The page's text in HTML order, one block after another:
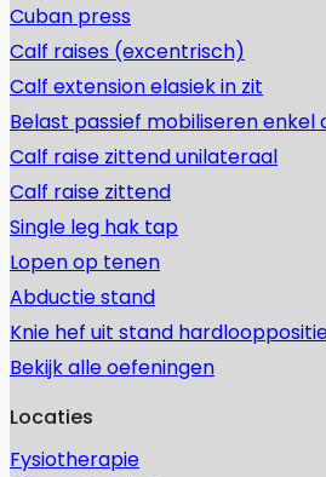
Cuban press
Calf raises (excentrisch)
Calf extension elasiek in zit
Belast passief mobiliseren enkel
Calf raise zittend unilateraal
Calf raise zittend
Single leg hak tap
Lopen op tenen
Abductie stand
Knie hef uit stand
Bekijk alle oefeningen
Locaties
Fysiotherapie